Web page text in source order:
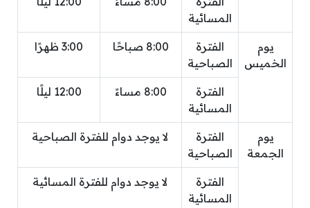
المسائية
يوم
الخميس
الفترة
الصباحية
8:00 صباحًا 3:00 ظهرًا
الفترة
المسائية
8:00 مساءً 12:00 ليلًا
يوم
الجمعة
الفترة
الصباحية
لا يوجد دوام للفترة الصباحية
الفترة
المسائية
لا يوجد دوام للفترة المسائية